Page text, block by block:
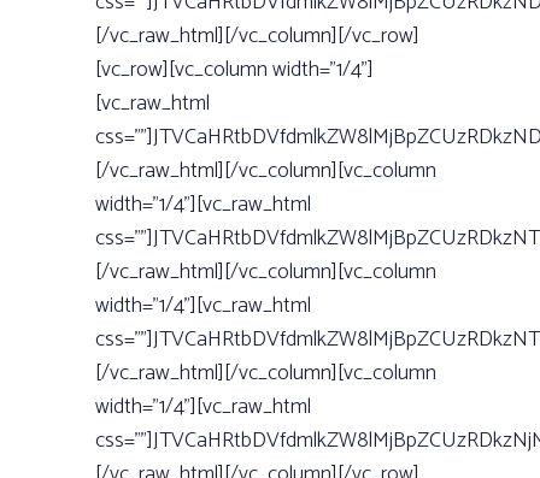
[/vc_raw_html][/vc_column][/vc_row]
[vc_row][vc_column width=”1/4”]
[vc_raw_html
[/vc_raw_html][/vc_column][vc_column
width=”1/4”][vc_raw_html
[/vc_raw_html][/vc_column][vc_column
width=”1/4”][vc_raw_html
[/vc_raw_html][/vc_column][vc_column
width=”1/4”][vc_raw_html